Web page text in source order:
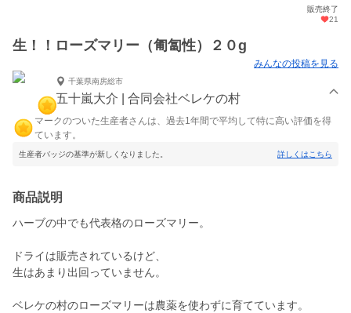
販売終了
21
生！！ローズマリー（匍匐性）２０g
みんなの投稿を見る
千葉県南房総市
五十嵐大介 | 合同会社ベレケの村
マークのついた生産者さんは、過去1年間で平均して特に高い評価を得
ています。
生産者バッジの基準が新しくなりました。 詳しくはこちら
商品説明
ハーブの中でも代表格のローズマリー。
ドライは販売されているけど、
生はあまり出回っていません。
ベレケの村のローズマリーは農薬を使わずに育てています。